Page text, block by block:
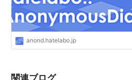
anond.hatelabo.jp
関連ブログ